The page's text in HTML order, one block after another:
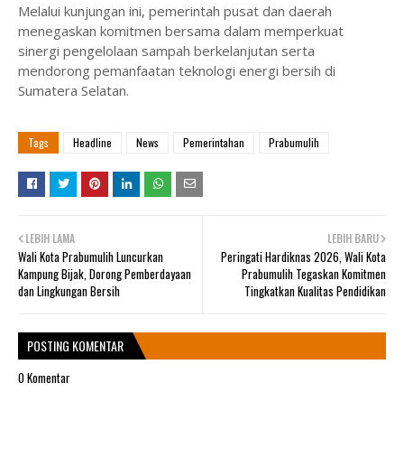
Melalui kunjungan ini, pemerintah pusat dan daerah
menegaskan komitmen bersama dalam memperkuat
sinergi pengelolaan sampah berkelanjutan serta
mendorong pemanfaatan teknologi energi bersih di
Sumatera Selatan.
Tags Headline News Pemerintahan Prabumulih
LEBIH BARU
Peringati Hardiknas 2026, Wali Kota
Prabumulih Tegaskan Komitmen
Tingkatkan Kualitas Pendidikan
LEBIH LAMA
Wali Kota Prabumulih Luncurkan
Kampung Bijak, Dorong Pemberdayaan
dan Lingkungan Bersih
POSTING KOMENTAR
0 Komentar